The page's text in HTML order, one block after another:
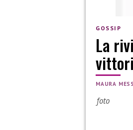
GOSSIP
La
MAURA
foto